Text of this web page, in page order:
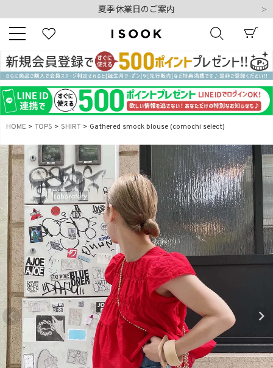
夏季休業日のご案内
10,000円以上ご購入で送料無料
新規会員登録でもれなく500ポイントプレゼント
夏季休業日のご案内
令和8年熊本地震の影響によるお荷物のお届けについて
キーワード
商品番号
販売タイプ
新着 再入荷 SALE
商品タイプ
ORIGINAL HIT ITEM
HOME TOPS SHIRT Gathered smock blouse (comochi select)